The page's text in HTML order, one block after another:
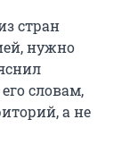
стран
нужно
словам,
а не